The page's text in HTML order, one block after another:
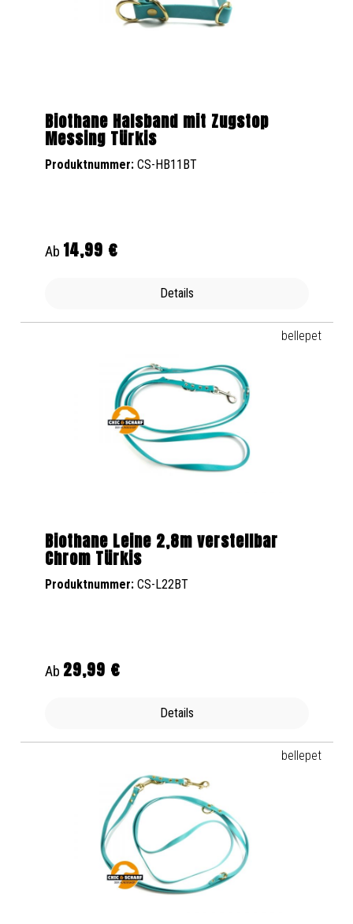
Biothane Halsband mit Zugstop
Messing Türkis
Produktnummer: CS-HB11BT
Regulärer Preis:
Ab 14,99 €
Details
Biothane Leine 2,8m verstellbar
Chrom Türkis
Produktnummer: CS-L22BT
bellepet
Regulärer Preis:
Ab 29,99 €
Details
bellepet